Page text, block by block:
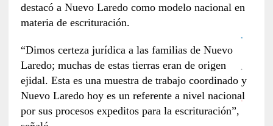
destacó a Nuevo Laredo como modelo nacional en
materia de escrituración.
“Dimos certeza jurídica a las familias de Nuevo
Laredo; muchas de estas tierras eran de origen
ejidal. Esta es una muestra de trabajo coordinado y
Nuevo Laredo hoy es un referente a nivel nacional
por sus procesos expeditos para la escrituración”,